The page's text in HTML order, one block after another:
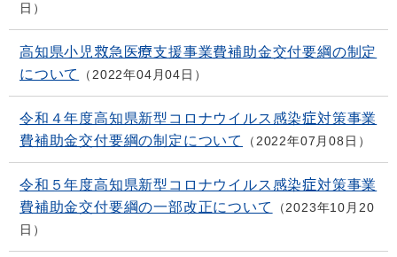
日
高知県小児救急医療支援事業費補助金交付要綱の制定
について
2022年04月04日
令和４年度高知県新型コロナウイルス感染症対策事業
費補助金交付要綱の制定について
2022年07月08日
令和５年度高知県新型コロナウイルス感染症対策事業
費補助金交付要綱の一部改正について
2023年10月20
日